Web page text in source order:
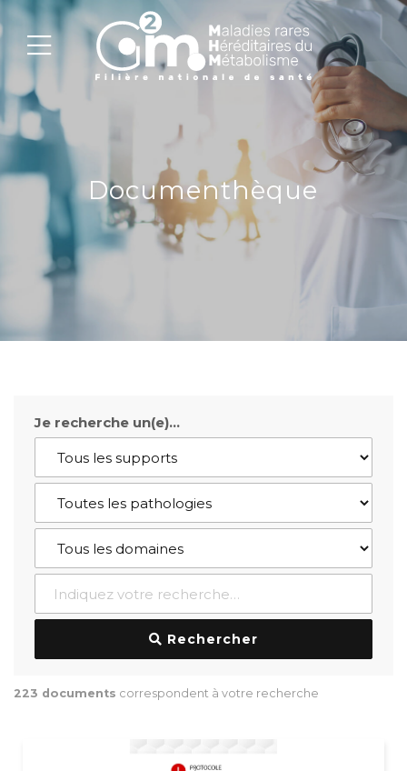
Documenthèque
Je recherche un(e)…
Rechercher
223 documents correspondent à votre recherche